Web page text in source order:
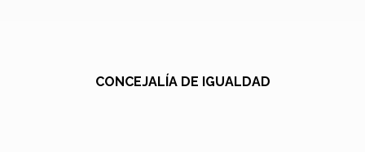
CONCEJALÍA DE IGUALDAD